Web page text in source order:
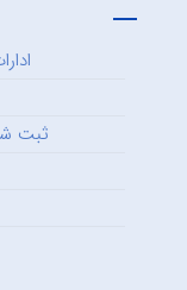
ثبت